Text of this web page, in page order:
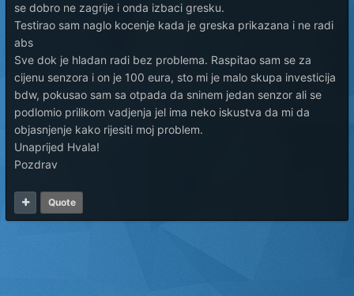
se dobro ne zagrije i onda izbaci gresku.
Testirao sam naglo kocenje kada je greska prikazana i ne radi
abs
Sve dok je hladan radi bez problema. Raspitao sam se za
cijenu senzora i on je 100 eura, sto mi je malo skupa investicija
bdw, pokusao sam sa otpada da sninem jedan senzor ali se
podlomio prilikom vadjenja jel ima neko iskustva da mi da
objasnjenje kako rijesiti moj problem.
Unaprijed Hvala!
Pozdrav
Quote